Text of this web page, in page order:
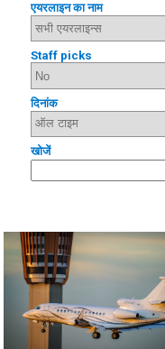
एयरलाइन का नाम
Staff picks
दिनांक
खोजें